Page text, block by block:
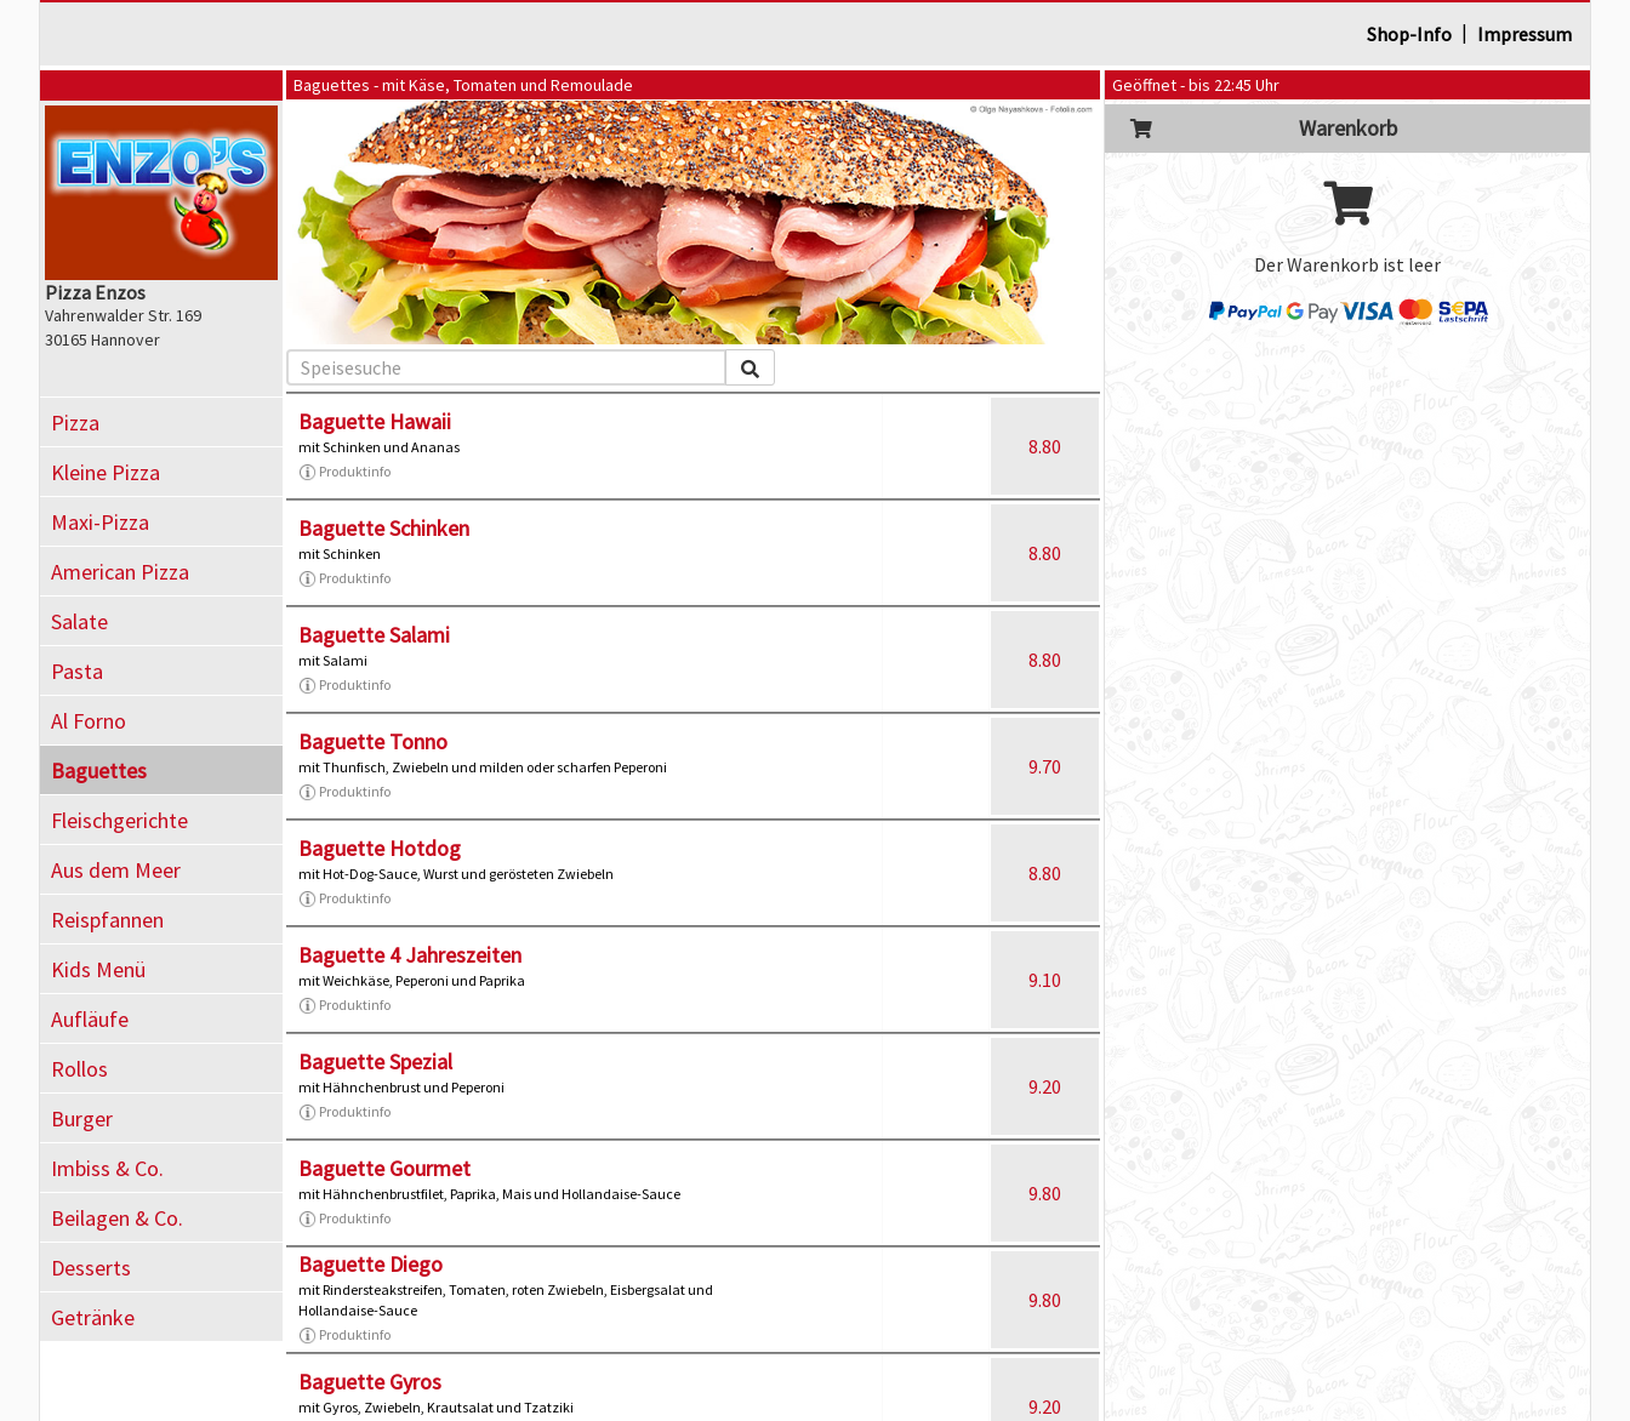
Shop-Info | Impressum
Geöffnet - bis 22:45 Uhr
Warenkorb
Der Warenkorb ist leer
Pizza Enzos
Vahrenwalder Str. 169
30165 Hannover
Pizza
Kleine Pizza
Maxi-Pizza
American Pizza
Salate
Pasta
Al Forno
Baguettes
Fleischgerichte
Aus dem Meer
Reispfannen
Kids Menü
Aufläufe
Rollos
Burger
Imbiss & Co.
Beilagen & Co.
Desserts
Getränke
Baguettes - mit Käse, Tomaten und Remoulade
Baguette Hawaii
mit Schinken und Ananas
Produktinfo
8.80
Baguette Schinken
mit Schinken
Produktinfo
8.80
Baguette Salami
mit Salami
Produktinfo
8.80
Baguette Tonno
mit Thunfisch, Zwiebeln und milden oder scharfen Peperoni
Produktinfo
9.70
Baguette Hotdog
mit Hot-Dog-Sauce, Wurst und gerösteten Zwiebeln
Produktinfo
8.80
Baguette 4 Jahreszeiten
mit Weichkäse, Peperoni und Paprika
Produktinfo
9.10
Baguette Spezial
mit Hähnchenbrust und Peperoni
Produktinfo
9.20
Baguette Gourmet
mit Hähnchenbrustfilet, Paprika, Mais und Hollandaise-Sauce
Produktinfo
9.80
Baguette Diego
mit Rindersteakstreifen, Tomaten, roten Zwiebeln, Eisbergsalat und
Hollandaise-Sauce
Produktinfo
9.80
Baguette Gyros
mit Gyros, Zwiebeln, Krautsalat und Tzatziki
9.20